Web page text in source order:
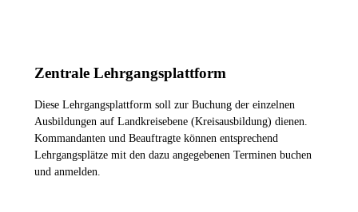
Zentrale Lehrgangsplattform
Diese Lehrgangsplattform soll zur Buchung der einzelnen
Ausbildungen auf Landkreisebene (Kreisausbildung) dienen.
Kommandanten und Beauftragte können entsprechend
Lehrgangsplätze mit den dazu angegebenen Terminen buchen
und anmelden.